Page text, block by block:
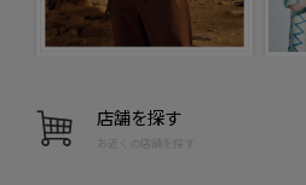
店舗を探す
お近くの店舗を探す